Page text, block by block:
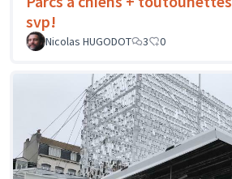
svp!
Nicolas HUGODOT
3 0